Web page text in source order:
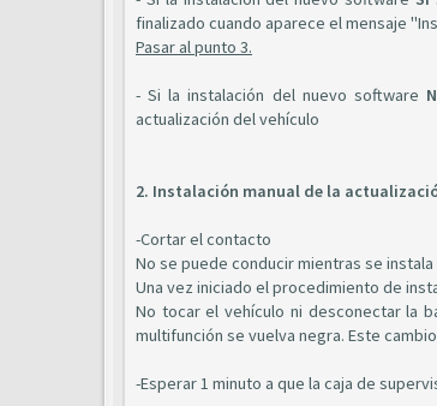
finalizado cuando aparece el mensaje
Pasar al punto 3.
- Si la instalación del nuevo software
actualización del vehículo
2. Instalación manual de la
-Cortar el contacto
No se puede conducir mientras se instala
Una vez iniciado el procedimiento de
No tocar el vehículo ni desconectar la
multifunción se vuelva negra. Este
-Esperar 1 minuto a que la caja de